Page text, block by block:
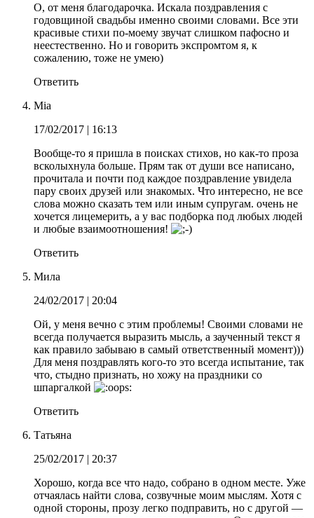
О, от меня благодарочка. Искала поздравления с
годовщиной свадьбы именно своими словами. Все эти
красивые стихи по-моему звучат слишком пафосно и
неестественно. Но и говорить экспромтом я, к
сожалению, тоже не умею)
Ответить
Mia
17/02/2017 | 16:13
Вообще-то я пришла в поисках стихов, но как-то проза
всколыхнула больше. Прям так от души все написано,
прочитала и почти под каждое поздравление увидела
пару своих друзей или знакомых. Что интересно, не все
слова можно сказать тем или иным супругам. очень не
хочется лицемерить, а у вас подборка под любых людей
и любые взаимоотношения!
Ответить
Мила
24/02/2017 | 20:04
Ой, у меня вечно с этим проблемы! Своими словами не
всегда получается выразить мысль, а заученный текст я
как правило забываю в самый ответственный момент)))
Для меня поздравлять кого-то это всегда испытание, так
что, стыдно признать, но хожу на праздники со
шпаргалкой
Ответить
Татьяна
25/02/2017 | 20:37
Хорошо, когда все что надо, собрано в одном месте. Уже
отчаялась найти слова, созвучные моим мыслям. Хотя с
одной стороны, прозу легко подправить, но с другой —